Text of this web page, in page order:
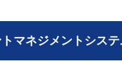
マネジメントシス